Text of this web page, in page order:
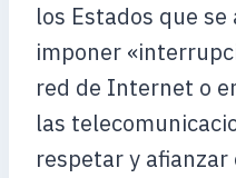
los Estados que
imponer
red de Internet o
las
respetar y